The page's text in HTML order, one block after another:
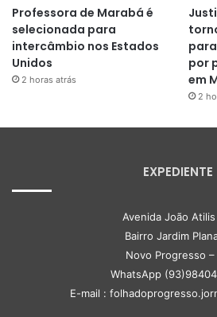
Professora de Marabá é
selecionada para
intercâmbio nos Estados
Unidos
2 horas atrás
por
em
2
EXPEDIENTE
Avenida João
Bairro Jardim
Novo Progresso –
WhatsApp
E-mail :